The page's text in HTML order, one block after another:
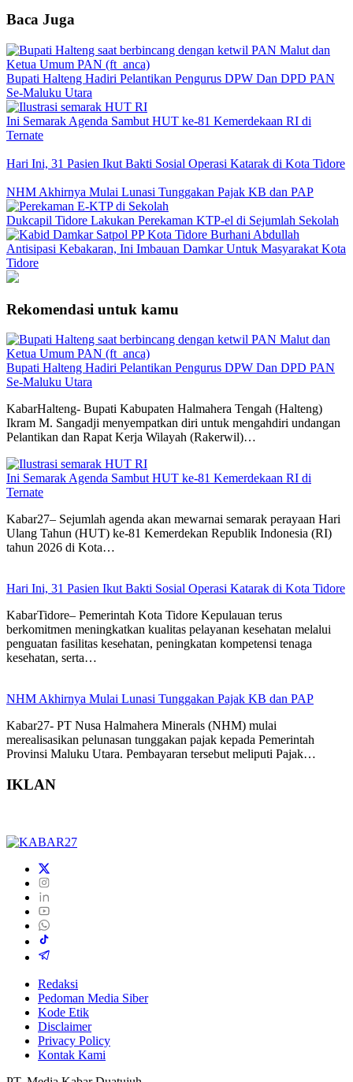
Baca Juga
Bupati Halteng Hadiri Pelantikan Pengurus DPW Dan DPD PAN
Se-Maluku Utara
Ini Semarak Agenda Sambut HUT ke-81 Kemerdekaan RI di
Ternate
Hari Ini, 31 Pasien Ikut Bakti Sosial Operasi Katarak di Kota Tidore
NHM Akhirnya Mulai Lunasi Tunggakan Pajak KB dan PAP
Dukcapil Tidore Lakukan Perekaman KTP-el di Sejumlah Sekolah
Antisipasi Kebakaran, Ini Imbauan Damkar Untuk Masyarakat Kota
Tidore
Rekomendasi untuk kamu
Bupati Halteng Hadiri Pelantikan Pengurus DPW Dan DPD PAN
Se-Maluku Utara
KabarHalteng- Bupati Kabupaten Halmahera Tengah (Halteng)
Ikram M. Sangadji menyempatkan diri untuk mengahdiri undangan
Pelantikan dan Rapat Kerja Wilayah (Rakerwil)…
Ini Semarak Agenda Sambut HUT ke-81 Kemerdekaan RI di
Ternate
Kabar27– Sejumlah agenda akan mewarnai semarak perayaan Hari
Ulang Tahun (HUT) ke-81 Kemerdekan Republik Indonesia (RI)
tahun 2026 di Kota…
Hari Ini, 31 Pasien Ikut Bakti Sosial Operasi Katarak di Kota Tidore
KabarTidore– Pemerintah Kota Tidore Kepulauan terus
berkomitmen meningkatkan kualitas pelayanan kesehatan melalui
penguatan fasilitas kesehatan, peningkatan kompetensi tenaga
kesehatan, serta…
NHM Akhirnya Mulai Lunasi Tunggakan Pajak KB dan PAP
Kabar27- PT Nusa Halmahera Minerals (NHM) mulai
merealisasikan pelunasan tunggakan pajak kepada Pemerintah
Provinsi Maluku Utara. Pembayaran tersebut meliputi Pajak…
IKLAN
Redaksi
Pedoman Media Siber
Kode Etik
Disclaimer
Privacy Policy
Kontak Kami